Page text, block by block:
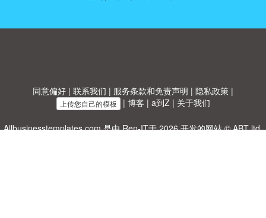
同意偏好 | 联系我们 | 服务条款和免责声明 | 隐私政策 |
上传您自己的模板 | 博客 | a到Z | 关于我们
Allbusinesstemplates.com是由Ren-IT于 2026 开发的网站 © ABT ltd.